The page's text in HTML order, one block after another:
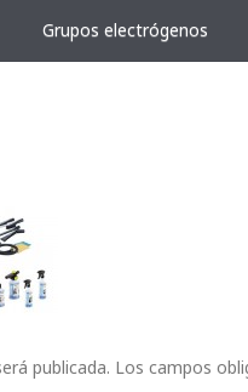
Grupos electrógenos
publicada. Los campos